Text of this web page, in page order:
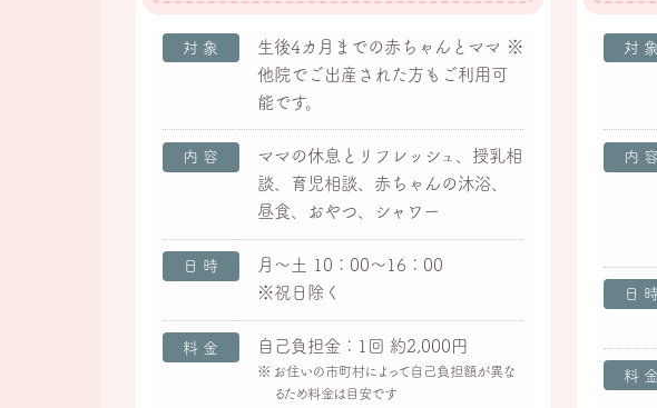
対象
生後4カ月までの赤ちゃんとママ ※
他院でご出産された方もご利用可
能です。
内容
ママの休息とリフレッシュ、授乳相
談、育児相談、赤ちゃんの沐浴、
昼食、おやつ、シャワー
日時
月～土 10：00～16：00
※祝日除く
料金 自己負担金：1回 約2,000円
お住いの市町村によって自己負担額が異な
るため料金は目安です
対象
内容
日時
料金